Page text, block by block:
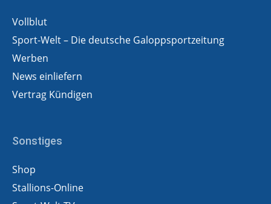
Vollblut
Sport-Welt – Die deutsche Galoppsportzeitung
Werben
News einliefern
Vertrag Kündigen
Sonstiges
Shop
Stallions-Online